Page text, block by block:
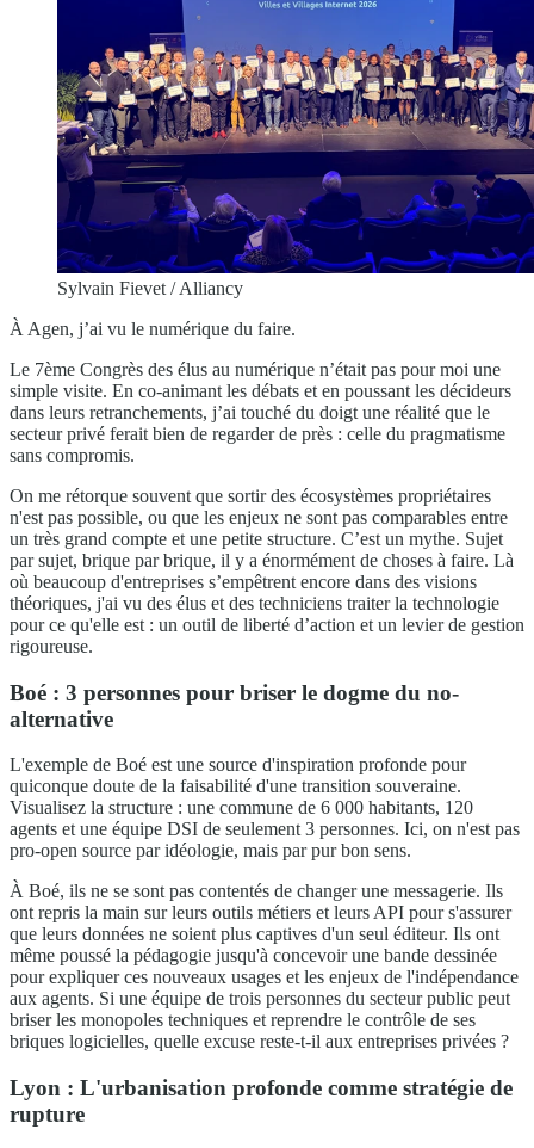
Sylvain Fievet / Alliancy
À Agen, j’ai vu le numérique du faire.
Le 7ème Congrès des élus au numérique n’était pas pour moi une
simple visite. En co-animant les débats et en poussant les décideurs
dans leurs retranchements, j’ai touché du doigt une réalité que le
secteur privé ferait bien de regarder de près : celle du pragmatisme
sans compromis.
On me rétorque souvent que sortir des écosystèmes propriétaires
n'est pas possible, ou que les enjeux ne sont pas comparables entre
un très grand compte et une petite structure. C’est un mythe. Sujet
par sujet, brique par brique, il y a énormément de choses à faire. Là
où beaucoup d'entreprises s’empêtrent encore dans des visions
théoriques, j'ai vu des élus et des techniciens traiter la technologie
pour ce qu'elle est : un outil de liberté d’action et un levier de gestion
rigoureuse.
Boé : 3 personnes pour briser le dogme du no-
alternative
L'exemple de Boé est une source d'inspiration profonde pour
quiconque doute de la faisabilité d'une transition souveraine.
Visualisez la structure : une commune de 6 000 habitants, 120
agents et une équipe DSI de seulement 3 personnes. Ici, on n'est pas
pro-open source par idéologie, mais par pur bon sens.
À Boé, ils ne se sont pas contentés de changer une messagerie. Ils
ont repris la main sur leurs outils métiers et leurs API pour s'assurer
que leurs données ne soient plus captives d'un seul éditeur. Ils ont
même poussé la pédagogie jusqu'à concevoir une bande dessinée
pour expliquer ces nouveaux usages et les enjeux de l'indépendance
aux agents. Si une équipe de trois personnes du secteur public peut
briser les monopoles techniques et reprendre le contrôle de ses
briques logicielles, quelle excuse reste-t-il aux entreprises privées ?
Lyon : L'urbanisation profonde comme stratégie de
rupture